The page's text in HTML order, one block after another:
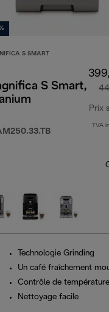
€
S SMART
S Smart,
Prix
TVA
Technologie Grinding
Un café fraîchement
Contrôle de température
Nettoyage facile